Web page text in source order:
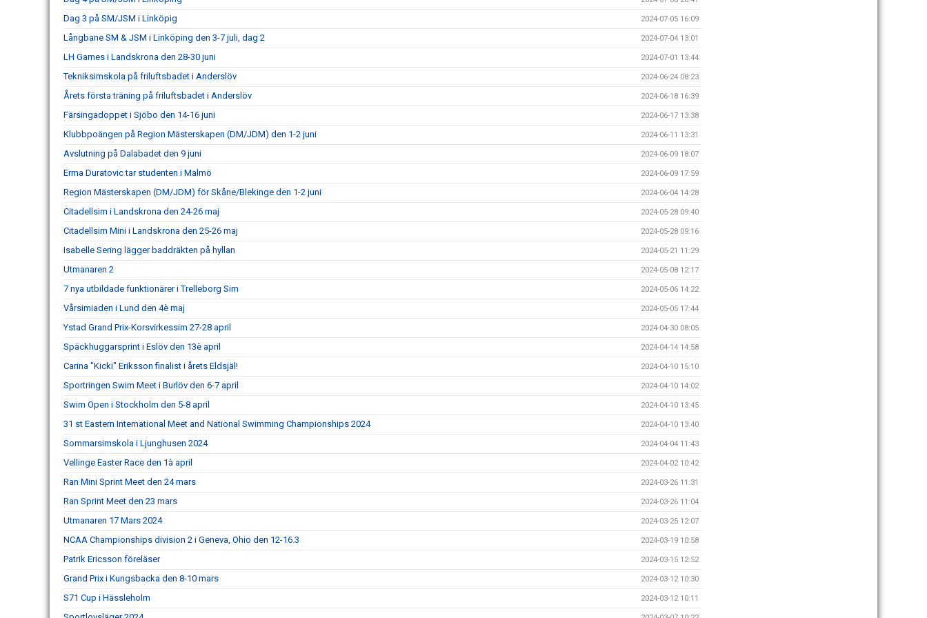
Dag 3 på SM/JSM i Linköpig 2024-07-05 16:09
Långbane SM & JSM i Linköping den 3-7 juli, dag 2 2024-07-04 13:01
LH Games i Landskrona den 28-30 juni 2024-07-01 13:44
Tekniksimskola på friluftsbadet i Anderslöv 2024-06-24 08:23
Årets första träning på friluftsbadet i Anderslöv 2024-06-18 16:39
Färsingadoppet i Sjöbo den 14-16 juni 2024-06-17 13:38
Klubbpoängen på Region Mästerskapen (DM/JDM) den 1-2 juni 2024-06-11 13:31
Avslutning på Dalabadet den 9 juni 2024-06-09 18:07
Erma Duratovic tar studenten i Malmö 2024-06-09 17:59
Region Mästerskapen (DM/JDM) för Skåne/Blekinge den 1-2 juni 2024-06-04 14:28
Citadellsim i Landskrona den 24-26 maj 2024-05-28 09:40
Citadellsim Mini i Landskrona den 25-26 maj 2024-05-28 09:16
Isabelle Sering lägger baddräkten på hyllan 2024-05-21 11:29
Utmanaren 2 2024-05-08 12:17
7 nya utbildade funktionärer i Trelleborg Sim 2024-05-06 14:22
Vårsimiaden i Lund den 4è maj 2024-05-05 17:44
Ystad Grand Prix-Korsvirkessim 27-28 april 2024-04-30 08:05
Späckhuggarsprint i Eslöv den 13è april 2024-04-14 14:58
Carina "Kicki" Eriksson finalist i årets Eldsjäl! 2024-04-10 15:10
Sportringen Swim Meet i Burlöv den 6-7 april 2024-04-10 14:02
Swim Open i Stockholm den 5-8 april 2024-04-10 13:45
31 st Eastern International Meet and National Swimming Championships 2024 2024-04-10 13:40
Sommarsimskola i Ljunghusen 2024 2024-04-04 11:43
Vellinge Easter Race den 1à april 2024-04-02 10:42
Ran Mini Sprint Meet den 24 mars 2024-03-26 11:31
Ran Sprint Meet den 23 mars 2024-03-26 11:04
Utmanaren 17 Mars 2024 2024-03-25 12:07
NCAA Championships division 2 i Geneva, Ohio den 12-16.3 2024-03-19 10:58
Patrik Ericsson föreläser 2024-03-15 12:52
Grand Prix i Kungsbacka den 8-10 mars 2024-03-12 10:30
S71 Cup i Hässleholm 2024-03-12 10:11